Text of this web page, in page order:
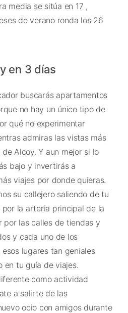
media se sitúa en 17 ,
de verano ronda los 26
en 3 días
buscarás apartamentos
no hay un único tipo de
qué no experimentar
admiras las vistas más
Alcoy. Y aun mejor si lo
bajo y invertirás a
viajes por donde quieras.
su callejero saliendo de tu
la arteria principal de la
por las calles de tiendas y
y cada uno de los
lugares tan geniales
en tu guía de viajes.
como actividad
a salirte de las
ocio con amigos durante